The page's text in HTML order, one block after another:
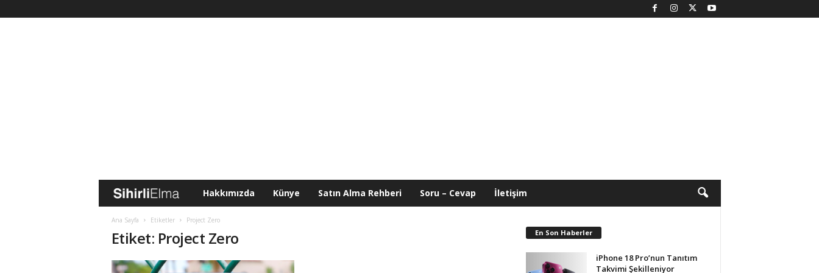
i
h
Hakkımızda Künye Satın Alma Rehberi Soru – Cevap İletişim
Ana Sayfa Etiketler Project Zero
Etiket: Project Zero En Son Haberler
iPhone 18 Pro’nun Tanıtım
Takvimi Şekilleniyor